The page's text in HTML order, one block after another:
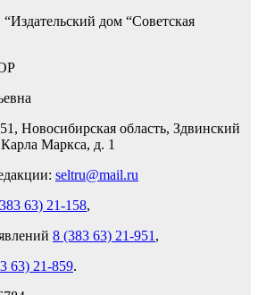
дом “Советская
Новосибирская область, Здвинский
Маркса, д. 1
seltru@mail.ru
63) 21-158,
8 (383 63) 21-951 ,
63) 21-859.